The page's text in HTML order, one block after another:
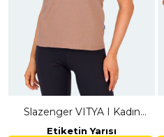
Slazenger VITYA I Kadın
Vizon Tişört
Etiketin Yarısı